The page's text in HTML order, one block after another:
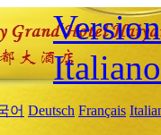
Italiano
어 Deutsch Français